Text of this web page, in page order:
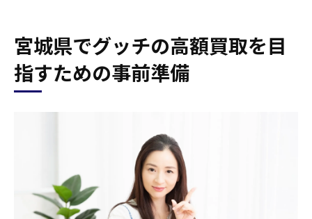
買取前のクリーニングとメンテナンス
グッチのバッグや財布を高く買取してもらう方
法
グッチの価値を最大化するコツ
買取価格を比較する方法
高額買取を実現するための交渉術
買取時の注意点
宮城県でグッチの高額買取を目
指すための事前準備